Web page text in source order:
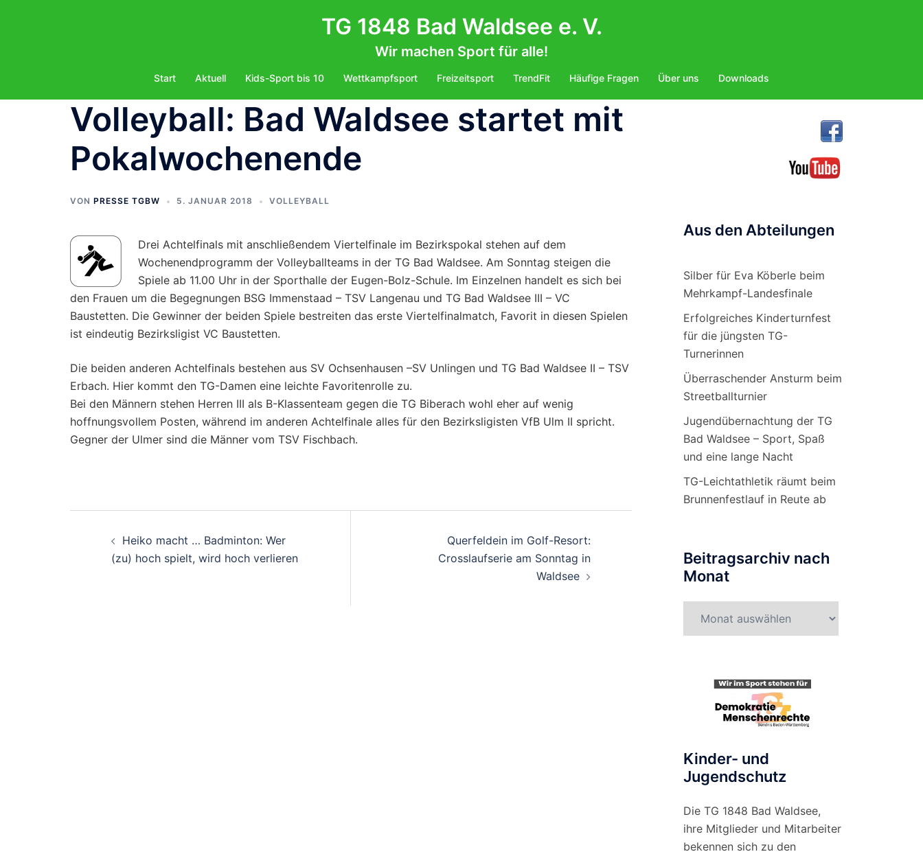
TG 1848 Bad Waldsee e. V.
Wir machen Sport für alle!
Start Aktuell Kids-Sport bis 10 Wettkampfsport Freizeitsport TrendFit Häufige Fragen Über uns Downloads
Volleyball: Bad Waldsee startet mit
Pokalwochenende
VON PRESSE TGBW 5. JANUAR 2018 VOLLEYBALL
Drei Achtelfinals mit anschließendem Viertelfinale im Bezirkspokal stehen auf dem
Wochenendprogramm der Volleyballteams in der TG Bad Waldsee. Am Sonntag steigen die
Spiele ab 11.00 Uhr in der Sporthalle der Eugen-Bolz-Schule. Im Einzelnen handelt es sich bei
den Frauen um die Begegnungen BSG Immenstaad – TSV Langenau und TG Bad Waldsee III – VC
Baustetten. Die Gewinner der beiden Spiele bestreiten das erste Viertelfinalmatch, Favorit in diesen Spielen
ist eindeutig Bezirksligist VC Baustetten.
Die beiden anderen Achtelfinals bestehen aus SV Ochsenhausen –SV Unlingen und TG Bad Waldsee II – TSV
Erbach. Hier kommt den TG-Damen eine leichte Favoritenrolle zu.
Bei den Männern stehen Herren III als B-Klassenteam gegen die TG Biberach wohl eher auf wenig
hoffnungsvollem Posten, während im anderen Achtelfinale alles für den Bezirksligisten VfB Ulm II spricht.
Gegner der Ulmer sind die Männer vom TSV Fischbach.
Heiko macht … Badminton: Wer
(zu) hoch spielt, wird hoch verlieren
Querfeldein im Golf-Resort:
Crosslaufserie am Sonntag in
Waldsee
Aus den Abteilungen
Silber für Eva Köberle beim
Mehrkampf-Landesfinale
Erfolgreiches Kinderturnfest
für die jüngsten TG-
Turnerinnen
Überraschender Ansturm beim
Streetballturnier
Jugendübernachtung der TG
Bad Waldsee – Sport, Spaß
und eine lange Nacht
TG-Leichtathletik räumt beim
Brunnenfestlauf in Reute ab
Beitragsarchiv nach
Monat
nach
Kinder- und
Jugendschutz
Die TG 1848 Bad Waldsee,
ihre Mitglieder und Mitarbeiter
bekennen sich zu den